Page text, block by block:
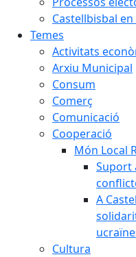
Castellbisbal
Temes
Activitats
Arxiu Municipal
Consum
Comerç
Comunicació
Cooperació
Món Local
Suport
A
Cultura